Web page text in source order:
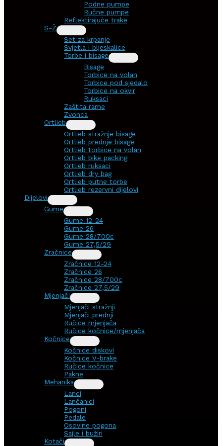
Podne pumpe
Ručne pumpe
Reflektirajuće trake
S-Ž
Set za krpanje
Svjetla i bljeskalice
Torbe i bisage
Bisage
Torbice na volan
Torbice pod sjedalo
Torbice na okvir
Ruksaci
Zaštita rame
Zvonca
Ortlieb
Ortlieb stražnje bisage
Ortlieb prednje bisage
Ortlieb torbice na volan
Ortlieb bike packing
Ortlieb ruksaci
Ortlieb dry bag
Ortlieb putne torbe
Ortlieb rezervni dijelovi
Dijelovi
Gume
Gume 12-24
Gume 26
Gume 28/700c
Gume 27,5/29
Zračnice
Zračnice 12-24
Zračnice 26
Zračnice 28/700c
Zračnice 27,5/29
Mjenjači
Mjenjači stražnji
Mjenjači prednji
Ručice mjenjača
Ručice kočnice/mjenjača
Kočnice
Kočnice diskovi
Kočnice V-brake
Ručice kočnice
Pakne
Mehanika
Lanci
Lančanici
Pogoni
Pedale
Osovine pogona
Sajle i bužiri
Kotači